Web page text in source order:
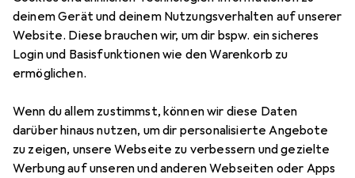
deinem Gerät und deinem Nutzungsverhalten auf unserer
Website. Diese brauchen wir, um dir bspw. ein sicheres
Login und Basisfunktionen wie den Warenkorb zu
ermöglichen.
Wenn du allem zustimmst, können wir diese Daten
darüber hinaus nutzen, um dir personalisierte Angebote
zu zeigen, unsere Webseite zu verbessern und gezielte
Werbung auf unseren und anderen Webseiten oder Apps
5 Bilder
DiposBlickschutzfolie 4-Way Privacy
Preis in EUR inkl. MwSt.
EUR
13,95
Bewertungen Marke